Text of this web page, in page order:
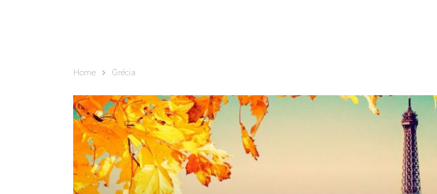
Home Grécia